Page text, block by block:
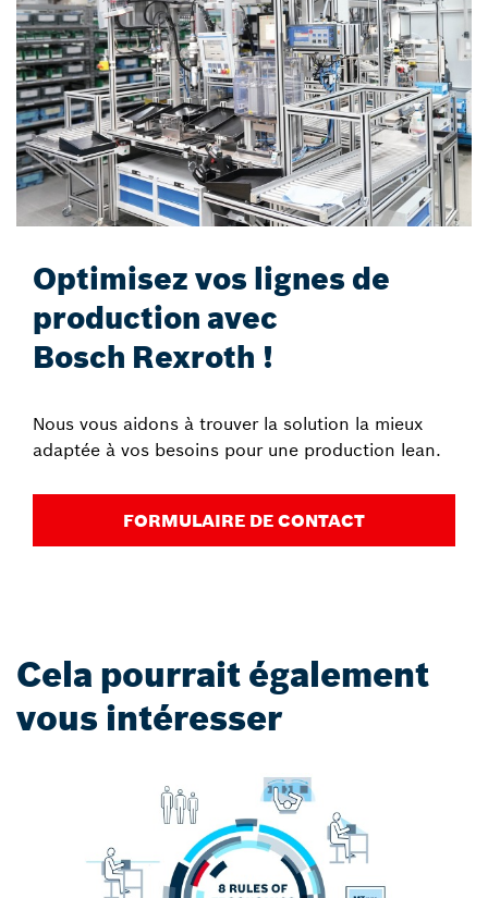
Optimisez vos lignes de
production avec
Bosch Rexroth !
Nous vous aidons à trouver la solution la mieux
adaptée à vos besoins pour une production lean.
FORMULAIRE DE CONTACT
Cela pourrait également
vous intéresser